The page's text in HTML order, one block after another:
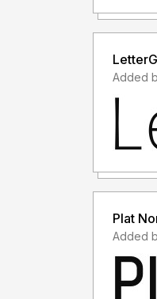
-
Indonesia.
Informasi
Plat